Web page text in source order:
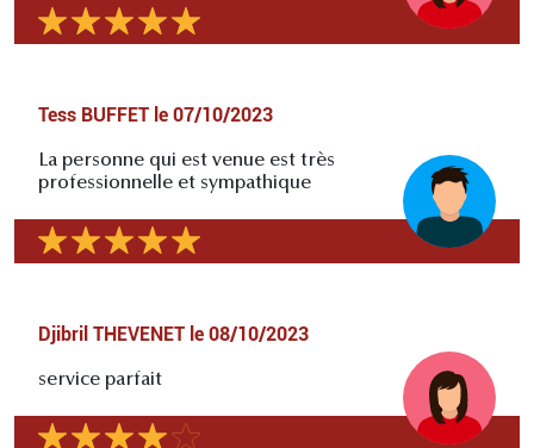
Tess BUFFET le 07/10/2023
La personne qui est venue est très
professionnelle et sympathique
Djibril THEVENET le 08/10/2023
service parfait